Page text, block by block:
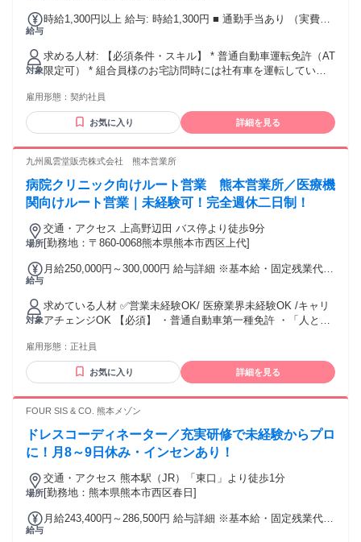
給与
時給1,300円以上 給与: 時給1,300円 ■ 通勤手当あり （実費支
規定に基づき欠勤・遅刻・早退・ 外出等の勤務状況に応じて
手当てなし もしくは減額となります。 ■ 家族手当あり（配偶
者9,000円、 子供第1子～第3子まで1人に4,000円、 父母・兄
弟も4,000円） ※但し、扶養家族を有する扶養義務者で ある
対象
求める人材: 【必須条件・スキル】 * 普通自動車運転免許（AT
限定可） * 組合員様のお宅訪問時には社有車を運転していた
* 主夫・主婦歓迎・子育てママも活躍中 * フリーター、Wワー
クも大歓迎 * 20代・30代・40代の方だけでなく、50代など、
幅広いスタッフが活躍しています！ * ブランクのある方も歓
のご経験 ＼下記のような経験がある方も活躍できます／ カフ
タッフなどなど…
雇用形態： 契約社員
お気に入り 詳細を見る
九州風雲堂販売株式会社 熊本営業所
病院クリニック向けルート営業 熊本営業所／医療機
関向けルート営業｜未経験可！完全週休二日制！
場所
交通・アクセス 上高野辺田 バス停より徒歩9分
[勤務地：〒860-0068熊本県熊本市西区上代]
給与
月給250,000円～300,000円 給与詳細 ※基本給・固定残業代の
あり 1ヶ月あたり5万6054円 〜 6万7265円（固定残業時間：1
ヶ月あたり40時間） 固定残業時間を超えた勤務時間について
は別途残業代を支給する 法定内残業時間：1ヶ月あたり0時間
0分 【一律手当】 全員に一律で支払われる通勤・皆勤・家族
各種手当込みの金額です ※固定時間外手当40時間分含む（5
万6054円～6万7265円）超過分は別途支給します ※総支給額
確定後、基本給に合わせて職務手当額を決定します（「基本
給：月給 19万3946円 〜 23万2735円」には職務手当も含みま
す ※住宅手当一律30000円支給 ※経験・年齢により優遇しま
す 【その他】 ・賞与 年3回あり（夏期、冬期賞与 ＋決算賞与
※入社2年目以降） ・試用期間３か月（期間中も待遇は同じ）
対象
求めている人材 ✅営業未経験OK/ 医療業界未経験OK /キャリ
アチェンジOK 【必須】 ・普通自動車第一種免許 ・「人と接
ず） 【歓迎条件】 ・未経験歓迎 ・第二新卒歓迎 ・異業種か
らのキャリアチェンジ歓迎 ・営業、配送、接客、販売、法人
対応、医療機関対応などの経験がある方歓迎 ・柔道整復師、
【こんな方に向いています】 ・人と関わる仕事がしたい方 ・
たい方 ・安定した業界で長く働きたい方 ・同世代と一緒に成
長できる環境を探している方 ・数字を追う営業より、信頼を
（オペ室、リハビリ関連など）のご経験ある方 →整形外科に
関する知識があるので即戦力でご活躍していただけます！ ・
復師 / 理学療法士 / スポーツトレーナー などの経験） → 身体
雇用形態： 正社員
お気に入り 詳細を見る
FOUR SIS & CO. 熊本メゾン
ドレスコーディネーター／充実研修で未経験からプロ
に！月8～9日休み・インセンあり！
場所
交通・アクセス 熊本駅（JR）「東口」より徒歩1分
[勤務地：熊本県熊本市西区春日]
給与
月給243,400円～286,500円 給与詳細 ※基本給・固定残業代の